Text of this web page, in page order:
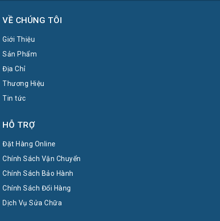
VỀ CHÚNG TÔI
Giới Thiệu
Sản Phẩm
Địa Chỉ
Thương Hiệu
Tin tức
HỖ TRỢ
Đặt Hàng Online
Chính Sách Vận Chuyển
Chính Sách Bảo Hành
Chính Sách Đổi Hàng
Dịch Vụ Sửa Chữa